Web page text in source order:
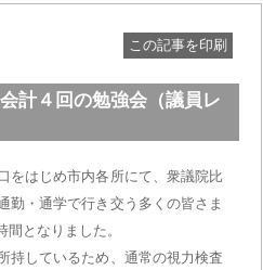
この記事を印刷
計４回の勉強会（議員レ
をはじめ市内各所にて、衆議院比
勤・通学で行き交う多くの皆さま
となりました。
持しているため、通常の視力検査